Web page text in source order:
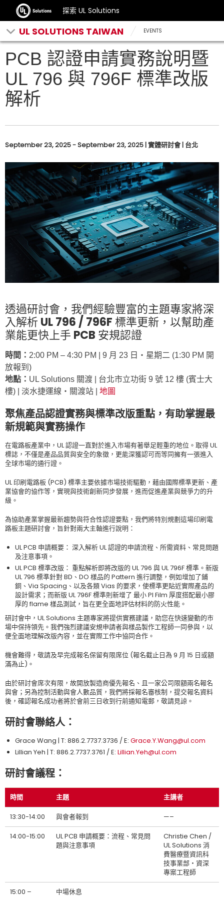
探索 UL Solutions
UL SOLUTIONS TAIWAN EVENTS
PCB 認證申請實務說明暨
UL 796 與 796F 標準改版
解析
September 23, 2025 - September 23, 2025 | 實體研討會 | 台北
透過研討會，我們經驗豐富的主題專家將深
入解析 UL 796 / 796F 標準更新，以幫助產
業能更快上手 PCB 安規認證
時間： 2:00 PM – 4:30 PM | 9 月 23 日‧星期二 (1:30 PM 開
放報到)
地點： UL Solutions 關渡 | 台北市立功街 9 號 12 樓 (賓士大
樓) | 淡水捷運線‧關渡站 | 地圖
聚焦產品認證實務與標準改版重點，有助掌握最
新規範與實務操作
在電路板產業中，UL 認證一直對於進入市場有著舉足輕重的地位。取得 UL
標誌，不僅是產品品質與安全的象徵，更能深獲認可而等同擁有一張進入
全球市場的通行證。
UL 印刷電路板 (PCB) 標準主要依據市場技術驅動，藉由國際標準更新、產
業協會的協作等，實現與技術創新同步發展，進而促進產業與競爭力的升
級。
為協助產業掌握最新趨勢與符合性認證要點，我們將特別規劃這場印刷電
路板主題研討會，旨針對兩大主軸進行說明：
UL PCB 申請概要： 深入解析 UL 認證的申請流程、所需資料、常見問題
及注意事項。
UL PCB 標準改版： 重點解析即將改版的 UL 796 與 UL 796F 標準。新版
UL 796 標準針對 BD、DO 樣品的 Pattern 進行調整，例如增加了鋪
銅、Via Spacing、以及各類 Vias 的要求，使標準更貼近實際產品的
設計需求；而新版 UL 796F 標準則新增了 最小 PI Film 厚度搭配最小膠
厚的 flame 樣品測試，旨在更全面地評估材料的防火性能。
研討會中，UL Solutions 主題專家將提供實務建議，助您在快速變動的市
場中保持領先。我們強烈建議安規申請者與樣品製作工程師一同參與，以
便全面地理解改版內容，並在實際工作中協同合作。
機會難得，敬請及早完成報名保留有限席位 (報名截止日為 9 月 15 日或額
滿為止)。
由於研討會席次有限，故開放製造商優先報名、且一家公司限額兩名報名
與會；另為控制活動與會人數品質，我們將採報名審核制，提交報名資料
後，確認報名成功者將於會前三日收到行前通知電郵，敬請見諒。
研討會聯絡人：
Grace Wang | T: 886.2.7737.3736 / E: Grace.Y.Wang@ul.com
Lillian Yeh | T: 886.2.7737.3761 / E: Lillian.Yeh@ul.com
研討會議程：
時間 主題 主講者
13:30-14:00 與會者報到 —–
14:00-15:00
UL PCB 申請概要：流程、常見問
題與注意事項
Christie Chen /
UL Solutions 消
費醫療暨資訊科
技事業部‧資深
專案工程師
15:00 –
中場休息